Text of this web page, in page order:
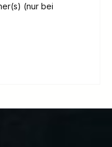
(nur bei